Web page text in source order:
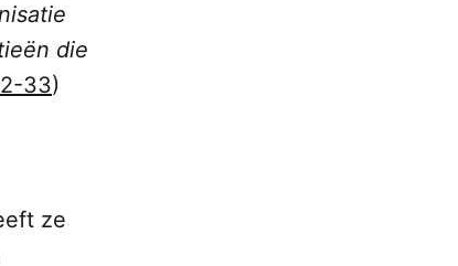
die
33)
ze